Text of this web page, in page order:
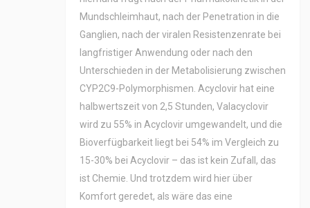
Mundschleimhaut, nach der Penetration in die
Ganglien, nach der viralen Resistenzenrate bei
langfristiger Anwendung oder nach den
Unterschieden in der Metabolisierung zwischen
CYP2C9-Polymorphismen. Acyclovir hat eine
halbwertszeit von 2,5 Stunden, Valacyclovir
wird zu 55% in Acyclovir umgewandelt, und die
Bioverfügbarkeit liegt bei 54% im Vergleich zu
15-30% bei Acyclovir – das ist kein Zufall, das
ist Chemie. Und trotzdem wird hier über
Komfort geredet, als wäre das eine